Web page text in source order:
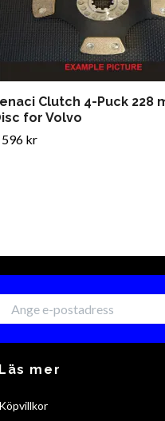
Clutch 4-Puck 228
for Volvo
596 kr
Läs mer
Köpvillkor